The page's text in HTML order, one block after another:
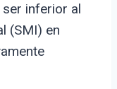
ser inferior al
(SMI) en